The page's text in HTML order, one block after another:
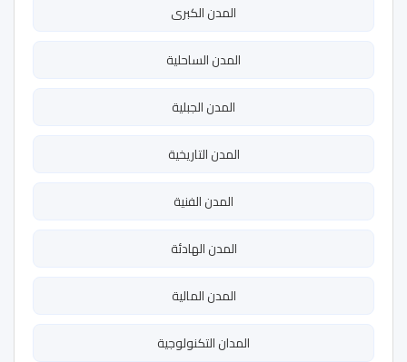
المدن الكبرى
المدن الساحلية
المدن الجبلية
المدن التاريخية
المدن الفنية
المدن الهادئة
المدن المالية
المدان التكنولوجية